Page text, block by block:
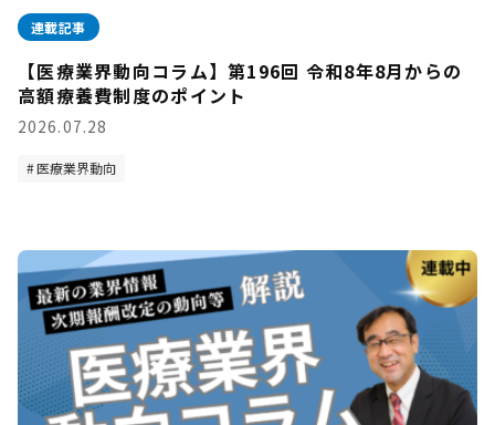
連載記事
【医療業界動向コラム】第196回 令和8年8月からの
高額療養費制度のポイント
2026.07.28
医療業界動向